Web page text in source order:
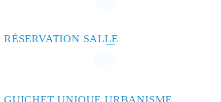
RÉSERVATION SALLE
GUICHET UNIQUE URBANISME